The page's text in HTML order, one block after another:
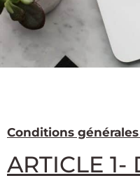
Conditions
ARTICLE 1-